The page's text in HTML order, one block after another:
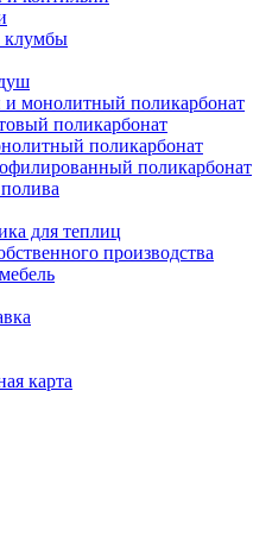
клумбы
монолитный поликарбонат
поликарбонат
поликарбонат
поликарбонат
для теплиц
производства
карта